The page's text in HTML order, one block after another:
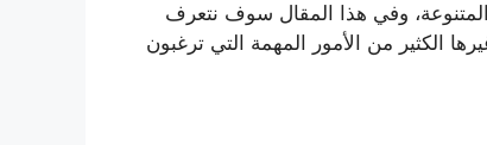
المتنوعة، وفي هذا المقال سوف نتعرف
الكثير من الأمور المهمة التي ترغبون